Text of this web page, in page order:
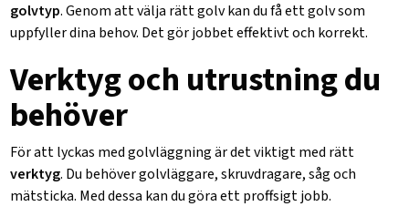
golvtyp. Genom att välja rätt golv kan du få ett golv som
uppfyller dina behov. Det gör jobbet effektivt och korrekt.
Verktyg och utrustning du
behöver
För att lyckas med golvläggning är det viktigt med rätt
verktyg. Du behövergolvläggare,skruvdragare,sågoch
mätsticka. Med dessa kan du göra ett proffsigt jobb.